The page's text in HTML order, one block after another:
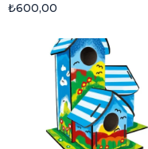
₺600,00